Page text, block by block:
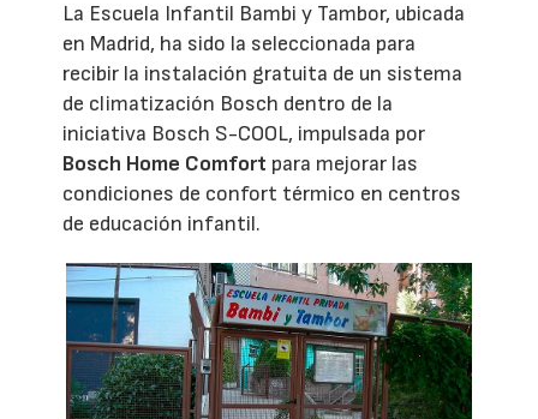
La Escuela Infantil Bambi y Tambor, ubicada
en Madrid, ha sido la seleccionada para
recibir la instalación gratuita de un sistema
de climatización Bosch dentro de la
iniciativa Bosch S-COOL, impulsada por
Bosch Home Comfort para mejorar las
condiciones de confort térmico en centros
de educación infantil.